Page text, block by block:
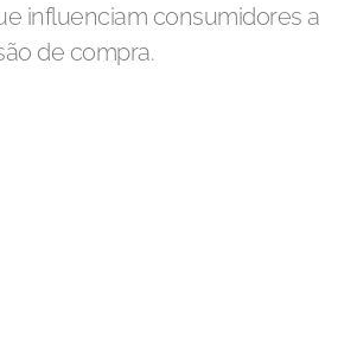
influenciam consumidores a
de compra.